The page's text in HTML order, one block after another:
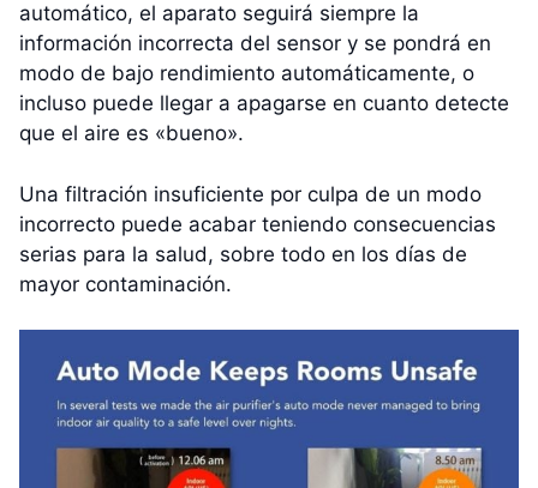
automático, el aparato seguirá siempre la
información incorrecta del sensor y se pondrá en
modo de bajo rendimiento automáticamente, o
incluso puede llegar a apagarse en cuanto detecte
que el aire es «bueno».
Una filtración insuficiente por culpa de un modo
incorrecto puede acabar teniendo consecuencias
serias para la salud, sobre todo en los días de
mayor contaminación.